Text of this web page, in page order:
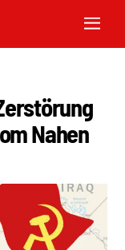
Nahen